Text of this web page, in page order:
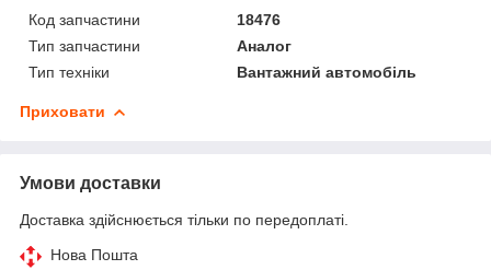
Код запчастини
18476
Тип запчастини
Аналог
Тип техніки
Вантажний автомобіль
Приховати
Умови доставки
Доставка здійснюється тільки по передоплаті.
Нова Пошта